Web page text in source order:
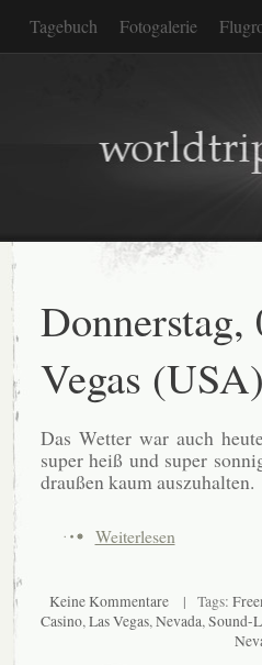
Tagebuch Fotogalerie
Donnerstag,
Vegas (USA)
Das Wetter war auch
super heiß und super
draußen kaum auszuhalten.
Weiterlesen
Keine Kommentare | Tags:
Casino,Las Vegas,Nevada,Sound-